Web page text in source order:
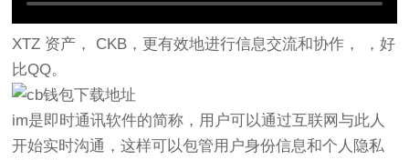
XTZ 资产， CKB，更有效地进行信息交流和协作， ，好
比QQ。
im是即时通讯软件的简称，用户可以通过互联网与此人
开始实时沟通，这样可以包管用户身份信息和个人隐私